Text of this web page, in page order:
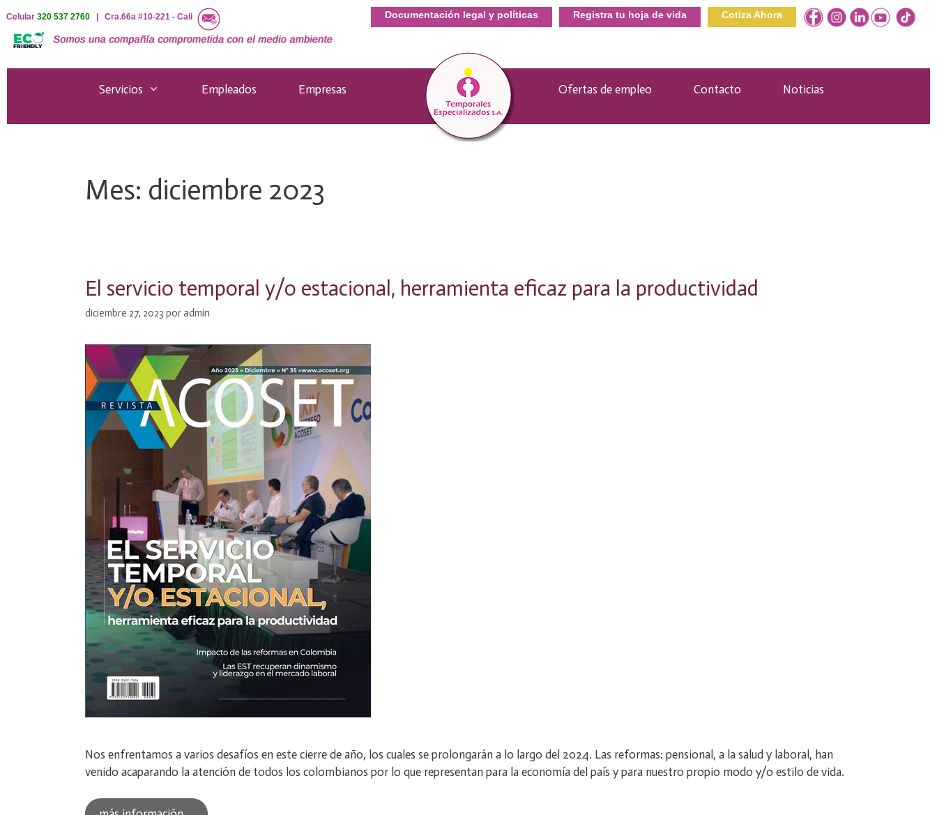
contenido
Celular 320 537 2760 | Cra.66a #10-221 - Cali Documentación legal y políticas Registra tu hoja de vida Cotiza Ahora
Servicios Empleados Empresas Ofertas de empleo Contacto Noticias
Mes: diciembre 2023
El servicio temporal y/o estacional, herramienta eficaz para la productividad
diciembre 27, 2023 poradmin
Nos enfrentamos a varios desafíos en este cierre de año, los cuales se prolongarán a lo largo del 2024. Las reformas: pensional, a la salud y laboral, han
venido acaparando la atención de todos los colombianos por lo que representan para la economía del país y para nuestro propio modo y/o estilo de vida.